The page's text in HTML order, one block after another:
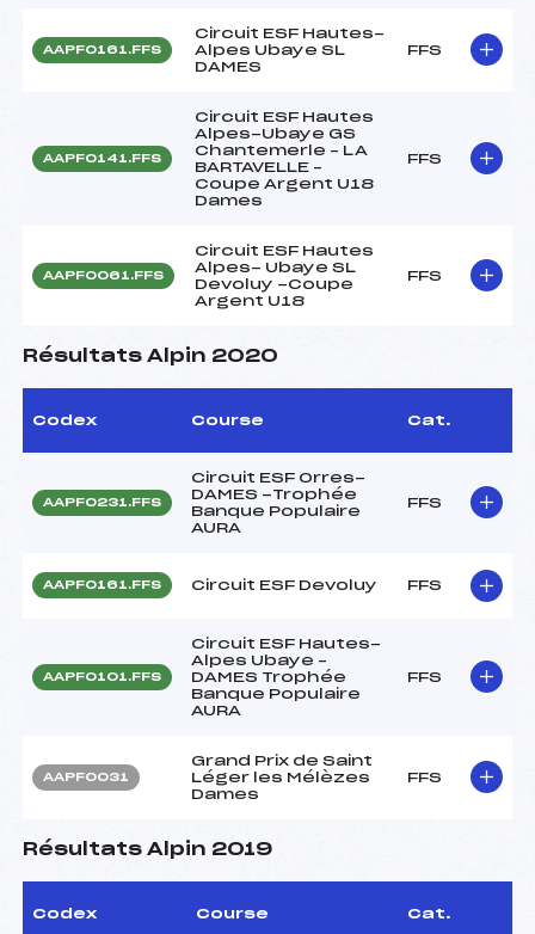
AAPF0161.FFS
Circuit ESF Hautes-
Alpes Ubaye SL
DAMES
FFS
AAPF0141.FFS
Circuit ESF Hautes
Alpes-Ubaye GS
Chantemerle – LA
BARTAVELLE –
Coupe Argent U18
Dames
FFS
AAPF0061.FFS
Circuit ESF Hautes
Alpes- Ubaye SL
Devoluy -Coupe
Argent U18
FFS
Résultats Alpin 2020
Codex Course Cat.
AAPF0231.FFS
Circuit ESF Orres-
DAMES -Trophée
Banque Populaire
AURA
FFS
AAPF0161.FFS Circuit ESF Devoluy FFS
AAPF0101.FFS
Circuit ESF Hautes-
Alpes Ubaye –
DAMES Trophée
Banque Populaire
AURA
FFS
AAPF0031
Grand Prix de Saint
Léger les Mélèzes
Dames
FFS
Résultats Alpin 2019
Codex Course Cat.